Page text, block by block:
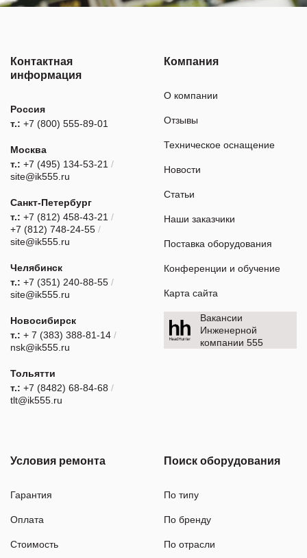
Контактная
информация
Россия
т.: +7 (800) 555-89-01
Москва
т.: +7 (495) 134-53-21 /
site@ik555.ru
Санкт-Петербург
т.: +7 (812) 458-43-21 /
+7 (812) 748-24-55 /
site@ik555.ru
Челябинск
т.: +7 (351) 240-88-55 /
site@ik555.ru
Новосибирск
т.: + 7 (383) 388-81-14 /
nsk@ik555.ru
Тольятти
т.: +7 (8482) 68-84-68 /
tlt@ik555.ru
Компания
О компании
Отзывы
Техническое оснащение
Новости
Статьи
Наши заказчики
Поставка оборудования
Конференции и обучение
Карта сайта
Вакансии
Инженерной
компании 555
Условия ремонта
Гарантия
Оплата
Стоимость
Поиск оборудования
По типу
По бренду
По отрасли